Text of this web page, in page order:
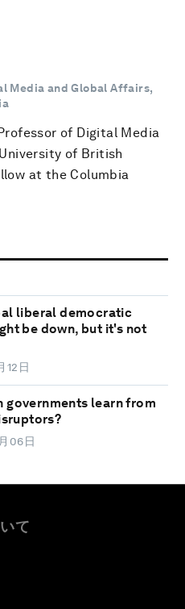
Media and Global Affairs,
of Digital Media
of British
at the Columbia
liberal democratic
be down, but it's not
12日
governments learn from
06日
て